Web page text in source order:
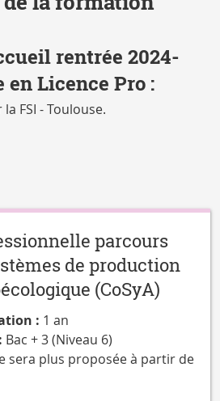
rentrée 2024-
en Licence Pro :
FSI - Toulouse.
parcours
de production
(CoSyA)
: 1 an
Bac + 3 (Niveau 6)
sera plus proposée à partir de